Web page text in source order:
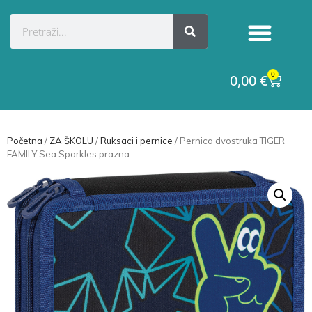
0,00€ 0
Početna / ZA ŠKOLU /Ruksaci i pernice / Pernica dvostruka TIGER
FAMILY Sea Sparkles prazna